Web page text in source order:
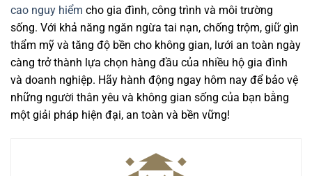
cao nguy hiểm cho gia đình, công trình và môi trường
sống. Với khả năng ngăn ngừa tai nạn, chống trộm, giữ gìn
thẩm mỹ và tăng độ bền cho không gian, lưới an toàn ngày
càng trở thành lựa chọn hàng đầu của nhiều hộ gia đình
và doanh nghiệp. Hãy hành động ngay hôm nay để bảo vệ
những người thân yêu và không gian sống của bạn bằng
một giải pháp hiện đại, an toàn và bền vững!